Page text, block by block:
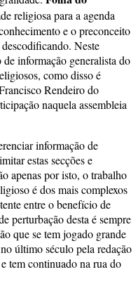
religiosa para a agenda
e o preconceito
Neste
informação generalista do
como disso é
Rendeiro do
naquela assembleia
informação de
estas secções e
apenas por isto, o trabalho
é dos mais complexos
entre o benefício de
perturbação desta é sempre
que se tem jogado grande
último século pela redação
tem continuado na rua do